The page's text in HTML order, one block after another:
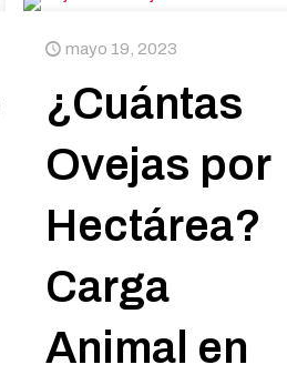
mayo 19, 2023
¿Cuántas
Ovejas por
Hectárea?
Carga
Animal en